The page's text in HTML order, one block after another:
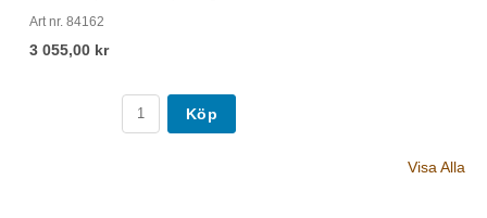
Art nr. 84162
3 055,00 kr
Köp
Visa Alla